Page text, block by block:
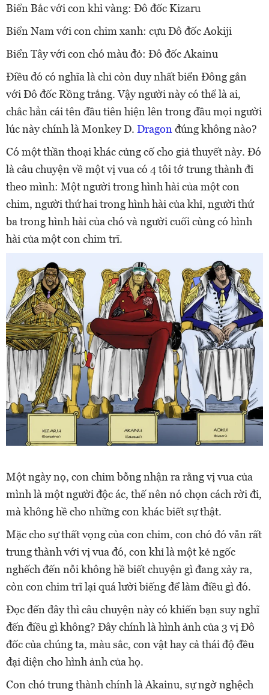
Biển Bắc với con khỉ vàng: Đô đốc Kizaru
Biển Nam với con chim xanh: cựu Đô đốc Aokiji
Biển Tây với con chó màu đỏ: Đô đốc Akainu
Điều đó có nghĩa là chỉ còn duy nhất biển Đông gắn
với Đô đốc Rồng trắng. Vậy người này có thể là ai,
chắc hẳn cái tên đầu tiên hiện lên trong đầu mọi người
lúc này chính là Monkey D. Dragon đúng không nào?
Có một thần thoại khác củng cố cho giả thuyết này. Đó
là câu chuyện về một vị vua có 4 tôi tớ trung thành đi
theo mình: Một người trong hình hài của một con
chim, người thứ hai trong hình hài của khỉ, người thứ
ba trong hình hài của chó và người cuối cùng có hình
hài của một con chim trĩ.
Một ngày nọ, con chim bỗng nhận ra rằng vị vua của
mình là một người độc ác, thế nên nó chọn cách rời đi,
mà không hề cho những con khác biết sự thật.
Mặc cho sự thất vọng của con chim, con chó đó vẫn rất
trung thành với vị vua đó, con khỉ là một kẻ ngốc
nghếch đến nỗi không hề biết chuyện gì đang xảy ra,
còn con chim trĩ lại quá lười biếng để làm điều gì đó.
Đọc đến đây thì câu chuyện này có khiến bạn suy nghĩ
đến điều gì không? Đây chính là hình ảnh của 3 vị Đô
đốc của chúng ta, màu sắc, con vật hay cả thái độ đều
đại diện cho hình ảnh của họ.
Con chó trung thành chính là Akainu, sự ngờ nghệch